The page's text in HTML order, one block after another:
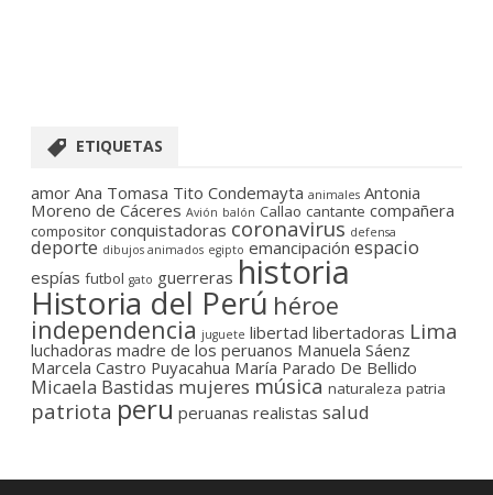
ETIQUETAS
amor Ana Tomasa Tito Condemayta animales Antonia
Moreno de Cáceres Avión balón Callao cantante compañera
compositor conquistadoras coronavirus defensa
deporte dibujos animados egipto emancipación espacio
espías futbol gato guerreras historia
Historia del Perú héroe
independencia juguete libertad libertadoras Lima
luchadoras madre de los peruanos Manuela Sáenz
Marcela Castro Puyacahua María Parado De Bellido
Micaela Bastidas mujeres música naturaleza patria
patriota peru peruanas realistas salud